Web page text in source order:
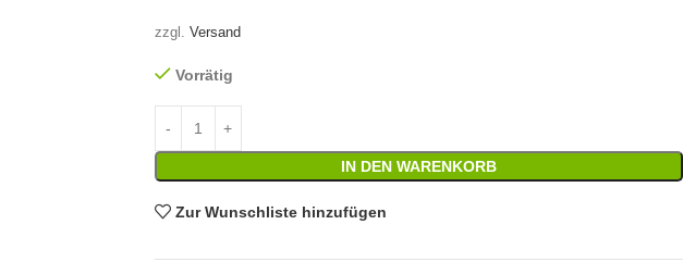
zzgl. Versand
Vorrätig
IN DEN WARENKORB
Zur Wunschliste hinzufügen